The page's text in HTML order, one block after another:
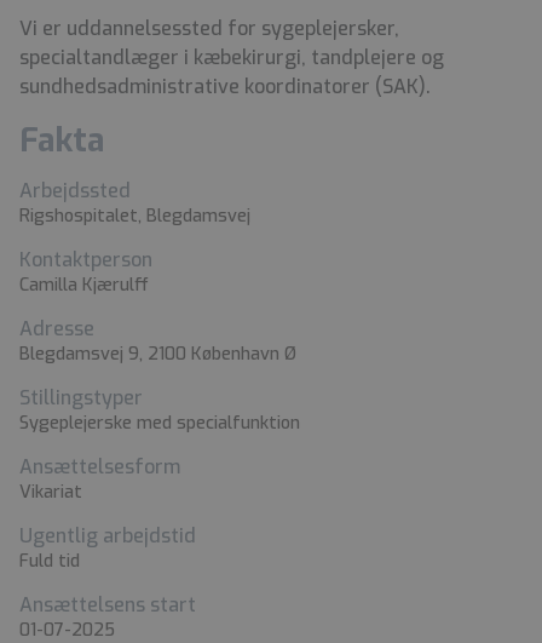
Vi er uddannelsessted for sygeplejersker,
specialtandlæger i kæbekirurgi, tandplejere og
sundhedsadministrative koordinatorer (SAK).
Fakta
Arbejdssted
Rigshospitalet, Blegdamsvej
Kontaktperson
Camilla Kjærulff
Adresse
Blegdamsvej 9, 2100 København Ø
Stillingstyper
Sygeplejerske med specialfunktion
Ansættelsesform
Vikariat
Ugentlig arbejdstid
Fuld tid
Ansættelsens start
01-07-2025